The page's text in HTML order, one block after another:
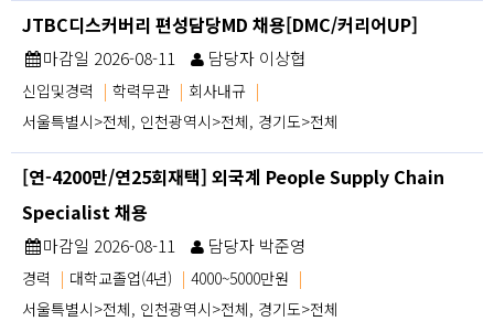
JTBC디스커버리 편성담당MD 채용[DMC/커리어UP]
마감일 2026-08-11 담당자 이상협
신입및경력 | 학력무관 | 회사내규 |
서울특별시>전체, 인천광역시>전체, 경기도>전체
[연-4200만/연25회재택] 외국계 People Supply Chain
Specialist 채용
마감일 2026-08-11 담당자 박준영
경력 | 대학교졸업(4년) | 4000~5000만원 |
서울특별시>전체, 인천광역시>전체, 경기도>전체